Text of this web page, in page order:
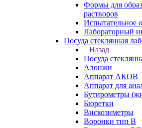
Формы для
растворов
Испытательное
Лабораторный
Посуда стеклянная
Назад
Посуда
Алонжи
Аппарат АКОВ
Аппарат для
Бутирометры
Бюретки
Вискозиметры
Воронки тип В